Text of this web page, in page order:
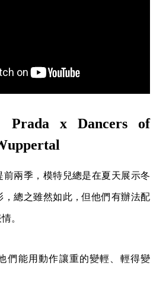
x Dancers of
前兩季，模特兒總是在夏天展示冬
，總之雖然如此，但他們有辦法配
。
們能用動作讓重的變輕、輕得變